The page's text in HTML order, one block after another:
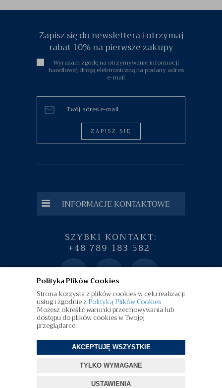
Polityka Plików Cookies
Strona korzysta z plików cookies w celu realizacji
usług i zgodnie z Polityką Plików Cookies
Możesz określić warunki przechowywania lub
dostępu do plików cookies w Twojej
przeglądarce.
AKCEPTUJĘ WSZYSTKIE
TYLKO WYMAGANE
USTAWIENIA
Zapisz się do newslettera i otrzymaj
rabat 10% na pierwsze zakupy
Wyrażam zgodę na otrzymywanie informacji
handlowej drogą elektroniczną na podany adres
e-mail
ZAPISZ SIĘ
INFORMACJE KONTAKTOWE
SZYBKI KONTAKT:
+48 789 183 582
diamenty.pl | Wszelkie Prawa Zastrzeżone